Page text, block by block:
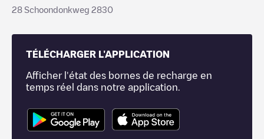
28 Schoondonkweg 2830
TÉLÉCHARGER L'APPLICATION
Afficher l'état des bornes de recharge en
temps réel dans notre application.